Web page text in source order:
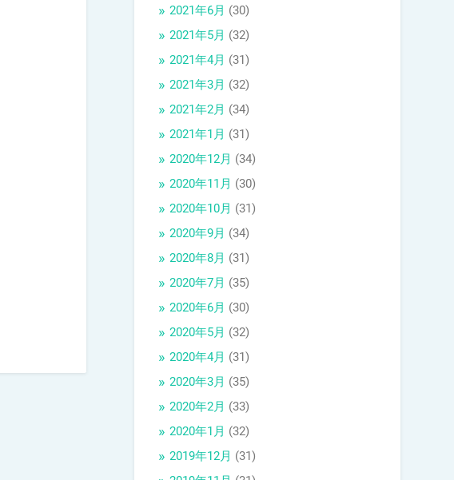
2021年6月 (30)
2021年5月 (32)
2021年4月 (31)
2021年3月 (32)
2021年2月 (34)
2021年1月 (31)
2020年12月 (34)
2020年11月 (30)
2020年10月 (31)
2020年9月 (34)
2020年8月 (31)
2020年7月 (35)
2020年6月 (30)
2020年5月 (32)
2020年4月 (31)
2020年3月 (35)
2020年2月 (33)
2020年1月 (32)
2019年12月 (31)